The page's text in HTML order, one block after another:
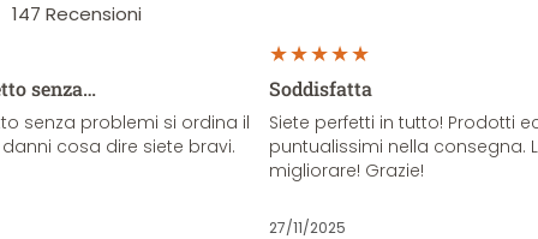
147 Recensioni
senza…
senza problemi si ordina il
cosa dire siete bravi.
Soddisfatta
Siete perfetti in tutto! Prodotti
puntualissimi nella consegna.
migliorare! Grazie!
27/11/2025